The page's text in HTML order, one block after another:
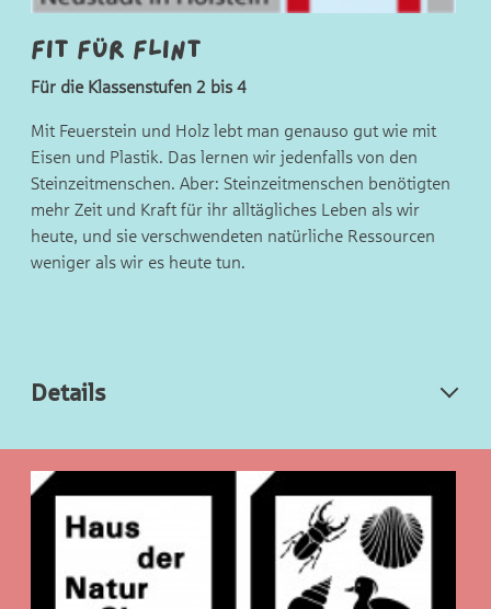
Fit für Flint
Für die Klassenstufen 2 bis 4
Mit Feuerstein und Holz lebt man genauso gut wie mit
Eisen und Plastik. Das lernen wir jedenfalls von den
Steinzeitmenschen. Aber: Steinzeitmenschen benötigten
mehr Zeit und Kraft für ihr alltägliches Leben als wir
heute, und sie verschwendeten natürliche Ressourcen
weniger als wir es heute tun.
Details